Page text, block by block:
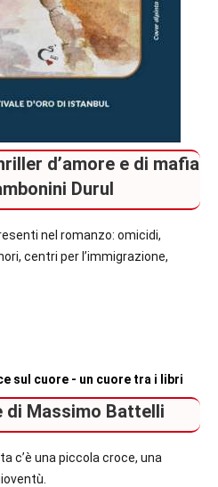
d’amore e di mafia
Durul
nel romanzo: omicidi,
centri per l’immigrazione,
di Massimo Battelli
c’è una piccola croce, una